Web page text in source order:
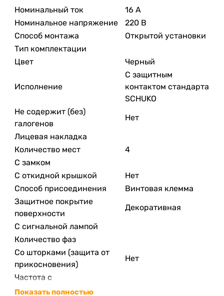
Номинальный ток
16 А
Номинальное напряжение
220 В
Способ монтажа
Открытой установки
Тип комплектации
Цвет
Черный
Исполнение
С защитным
контактом стандарта
SCHUKO
Не содержит (без)
галогенов
Нет
Лицевая накладка
Количество мест
4
С замком
С откидной крышкой
Нет
Способ присоединения
Винтовая клемма
Защитное покрытие
поверхности
Декоративная
С сигнальной лампой
Количество фаз
Со шторками (защита от
прикосновения)
Нет
Частота с
Частота по
Показать полностью